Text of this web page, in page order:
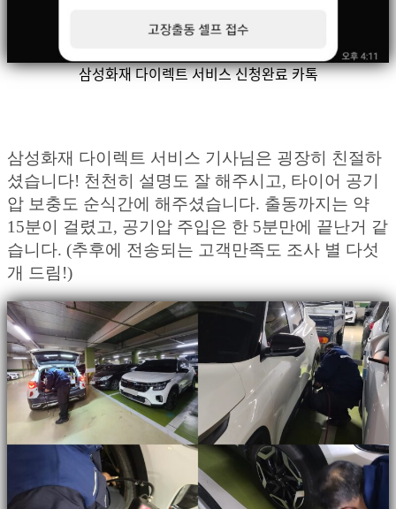
삼성화재 다이렉트 서비스 신청완료 카톡
삼성화재 다이렉트 서비스 기사님은 굉장히 친절하
셨습니다! 천천히 설명도 잘 해주시고, 타이어 공기
압 보충도 순식간에 해주셨습니다. 출동까지는 약
15분이 걸렸고, 공기압 주입은 한 5분만에 끝난거 같
습니다. (추후에 전송되는 고객만족도 조사 별 다섯
개 드림!)